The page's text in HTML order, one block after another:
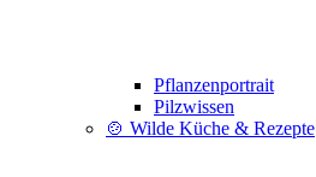
Pflanzenportrait
Pilzwissen
🍲 Wilde Küche & Rezepte